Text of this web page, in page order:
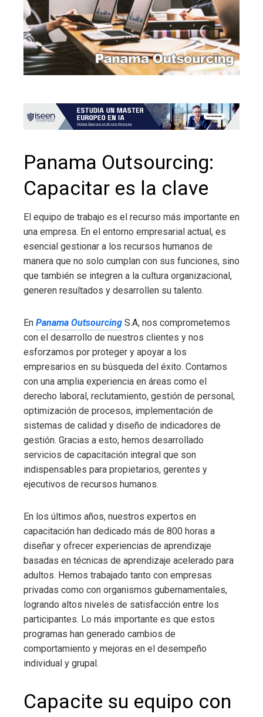
Panama Outsourcing:
Capacitar es la clave
El equipo de trabajo es el recurso más importante en
una empresa. En el entorno empresarial actual, es
esencial gestionar a los recursos humanos de
manera que no solo cumplan con sus funciones, sino
que también se integren a la cultura organizacional,
generen resultados y desarrollen su talento.
En Panama Outsourcing S.A, nos comprometemos
con el desarrollo de nuestros clientes y nos
esforzamos por proteger y apoyar a los
empresarios en su búsqueda del éxito. Contamos
con una amplia experiencia en áreas como el
derecho laboral, reclutamiento, gestión de personal,
optimización de procesos, implementación de
sistemas de calidad y diseño de indicadores de
gestión. Gracias a esto, hemos desarrollado
servicios de capacitación integral que son
indispensables para propietarios, gerentes y
ejecutivos de recursos humanos.
En los últimos años, nuestros expertos en
capacitación han dedicado más de 800 horas a
diseñar y ofrecer experiencias de aprendizaje
basadas en técnicas de aprendizaje acelerado para
adultos. Hemos trabajado tanto con empresas
privadas como con organismos gubernamentales,
logrando altos niveles de satisfacción entre los
participantes. Lo más importante es que estos
programas han generado cambios de
comportamiento y mejoras en el desempeño
individual y grupal.
Capacite su equipo con